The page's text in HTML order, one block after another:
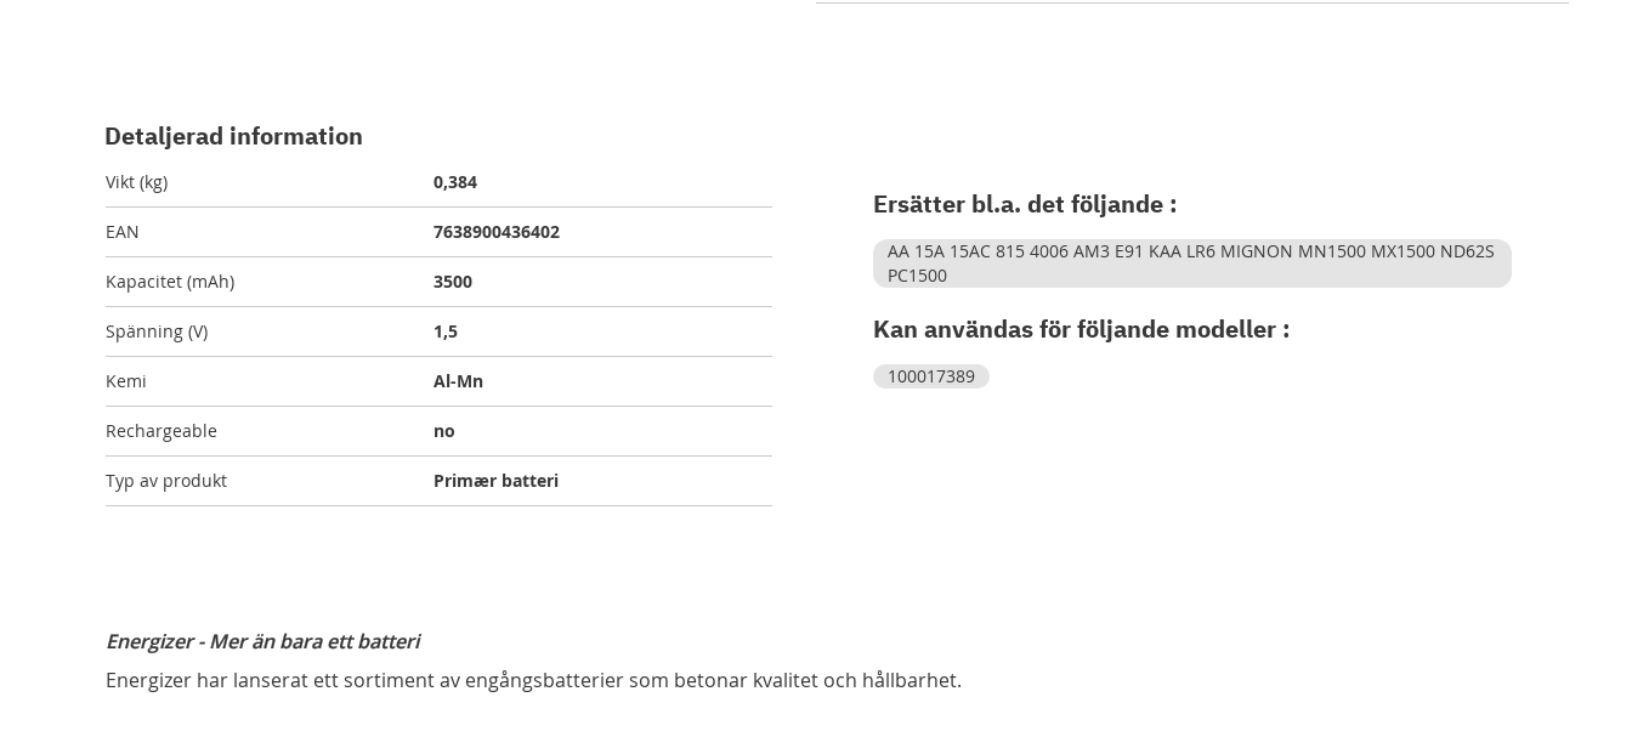
Detaljerad information
Vikt (kg) 0,384
EAN 7638900436402
Kapacitet (mAh) 3500
Spänning (V) 1,5
Kemi Al-Mn
Rechargeable no
Typ av produkt Primær batteri
Ersätter bl.a. det följande :
AA 15A 15AC 815 4006 AM3 E91 KAA LR6 MIGNON MN1500 MX1500 ND62S
PC1500
Kan användas för följande modeller :
100017389
Energizer - Mer än bara ett batteri
Energizer har lanserat ett sortiment av engångsbatterier som betonar kvalitet och hållbarhet.